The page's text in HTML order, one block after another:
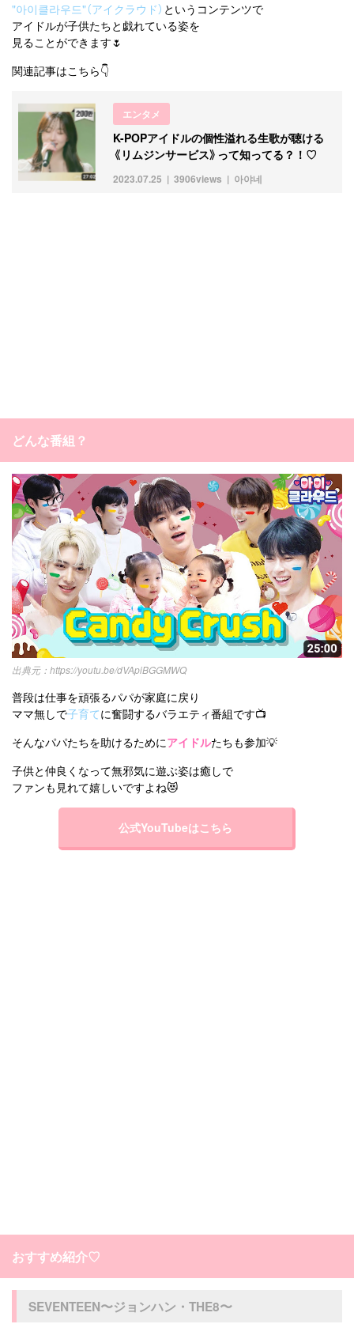
"아이클라우드"（アイクラウド） というコンテンツで
アイドルが子供たちと戯れている姿を
見ることができます🌷
関連記事はこちら👇
エンタメ
2023.07.25 아야네
3906views
K-POPアイドルの個性溢れる生歌が聴ける
《リムジンサービス》って知ってる？！♡
どんな番組？
https://youtu.be/dVApiBGGMWQ
普段は仕事を頑張るパパが家庭に戻り
ママ無しで子育てに奮闘するバラエティ番組です📺
そんなパパたちを助けるためにアイドルたちも参加💡
子供と仲良くなって無邪気に遊ぶ姿は癒しで
ファンも見れて嬉しいですよね😻
公式YouTubeはこちら
おすすめ紹介♡
SEVENTEEN〜ジョンハン・THE8〜